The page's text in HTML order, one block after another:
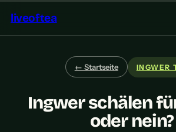
liveoftea
← Startseite INGWER
Ingwer schälen
oder nein?